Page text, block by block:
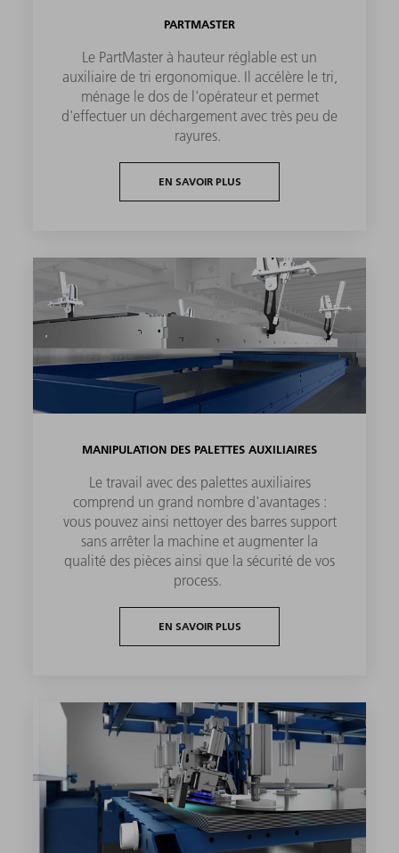
PARTMASTER
Le PartMaster à hauteur réglable est un
auxiliaire de tri ergonomique. Il accélère le tri,
ménage le dos de l'opérateur et permet
d'effectuer un déchargement avec très peu de
rayures.
EN SAVOIR PLUS
MANIPULATION DES PALETTES AUXILIAIRES
Le travail avec des palettes auxiliaires
comprend un grand nombre d'avantages :
vous pouvez ainsi nettoyer des barres support
sans arrêter la machine et augmenter la
qualité des pièces ainsi que la sécurité de vos
process.
EN SAVOIR PLUS